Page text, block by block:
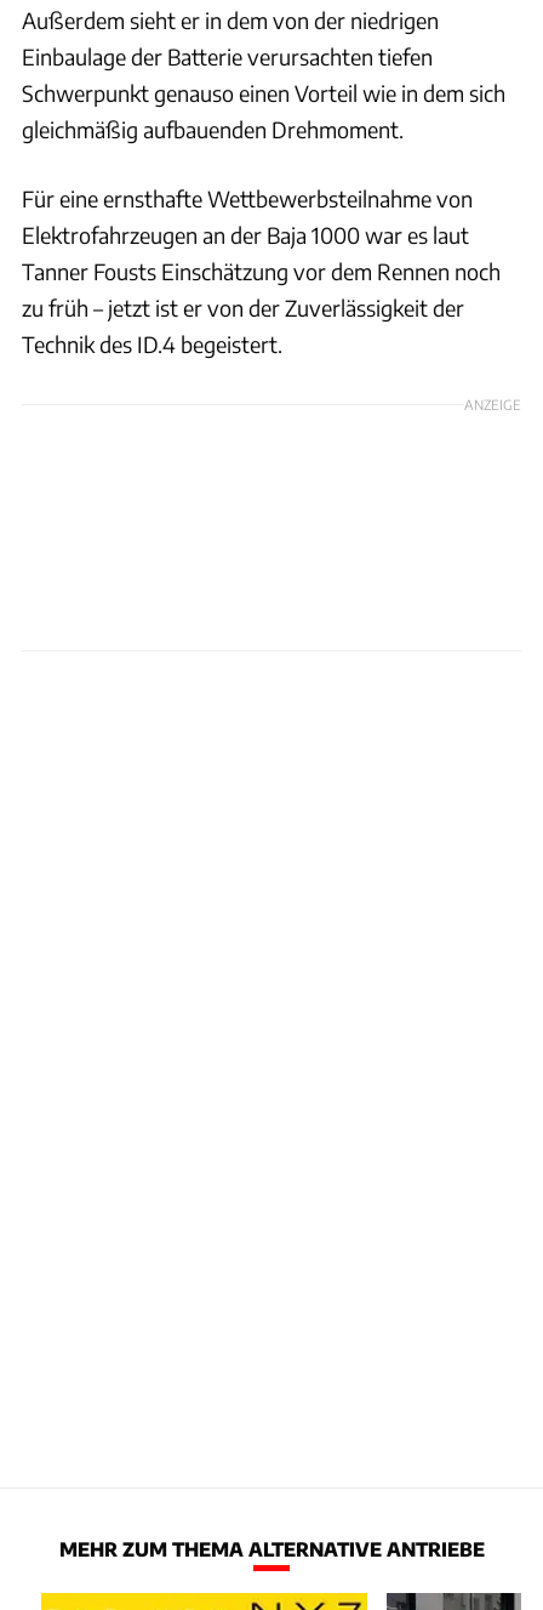
Außerdem sieht er in dem von der niedrigen
Einbaulage der Batterie verursachten tiefen
Schwerpunkt genauso einen Vorteil wie in dem sich
gleichmäßig aufbauenden Drehmoment.
Für eine ernsthafte Wettbewerbsteilnahme von
Elektrofahrzeugen an der Baja 1000 war es laut
Tanner Fousts Einschätzung vor dem Rennen noch
zu früh – jetzt ist er von der Zuverlässigkeit der
Technik des ID.4 begeistert.
ANZEIGE
MEHR ZUM THEMA ALTERNATIVE ANTRIEBE